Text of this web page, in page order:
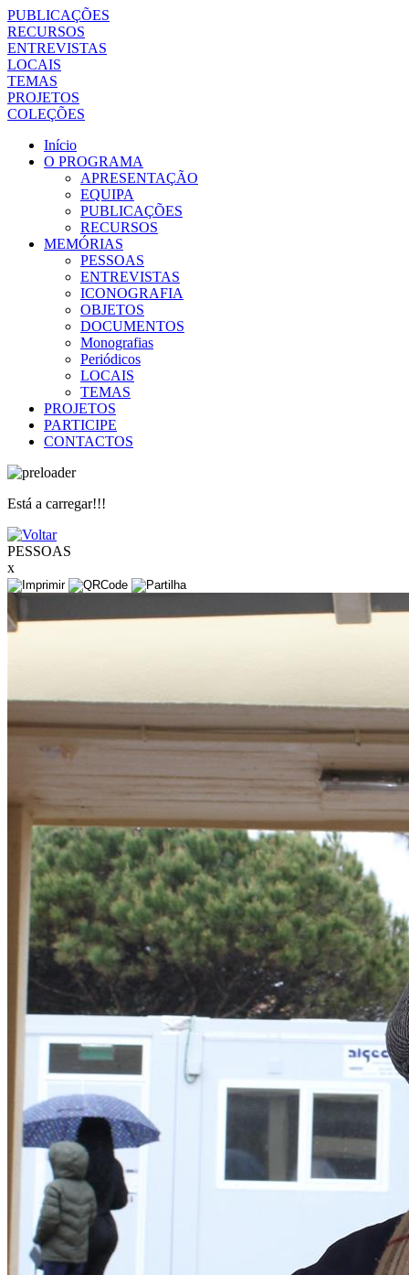
PUBLICAÇÕES
RECURSOS
ENTREVISTAS
LOCAIS
TEMAS
PROJETOS
COLEÇÕES
Início
O PROGRAMA
APRESENTAÇÃO
EQUIPA
PUBLICAÇÕES
RECURSOS
MEMÓRIAS
PESSOAS
ENTREVISTAS
ICONOGRAFIA
OBJETOS
DOCUMENTOS
Monografias
Periódicos
LOCAIS
TEMAS
PROJETOS
PARTICIPE
CONTACTOS
Está a carregar!!!
PESSOAS
x